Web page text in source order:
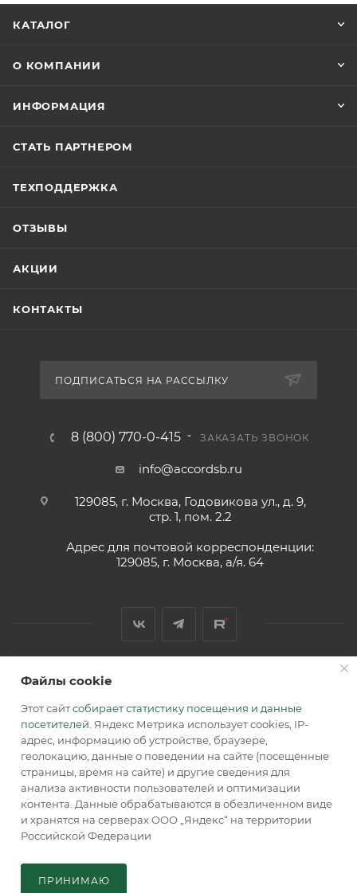
КАТАЛОГ
О КОМПАНИИ
ИНФОРМАЦИЯ
СТАТЬ ПАРТНЕРОМ
ТЕХПОДДЕРЖКА
ОТЗЫВЫ
АКЦИИ
КОНТАКТЫ
ПОДПИСАТЬСЯ НА РАССЫЛКУ
8 (800) 770-0-415 ЗАКАЗАТЬ ЗВОНОК
info@accordsb.ru
129085, г. Москва, Годовикова ул., д. 9,
стр. 1, пом. 2.2
Адрес для почтовой корреспонденции:
129085, г. Москва, а/я. 64
2026 © Обращаем Ваше внимание на то, что вся
информация, размещенная на сайте, носит
информационный характер и не является публичной
офертой, определяемой положениями Статьи 437 (2) ГК РФ.
Файлы cookie
Этот сайтсобирает статистику посещения и данные
посетителей . Яндекс Метрика использует cookies, IP-
адрес, информацию об устройстве, браузере,
геолокацию, данные о поведении на сайте (посещённые
страницы, время на сайте) и другие сведения для
анализа активности пользователей и оптимизации
контента. Данные обрабатываются в обезличенном виде
и хранятся на серверах ООО „Яндекс“ на территории
Российской Федерации
ПРИНИМАЮ